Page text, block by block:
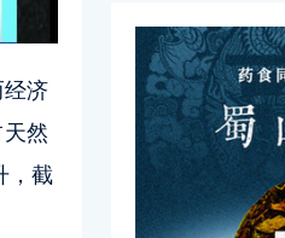
经济
然
，截